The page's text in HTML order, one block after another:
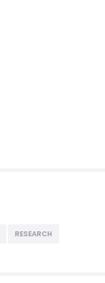
RESEARCH